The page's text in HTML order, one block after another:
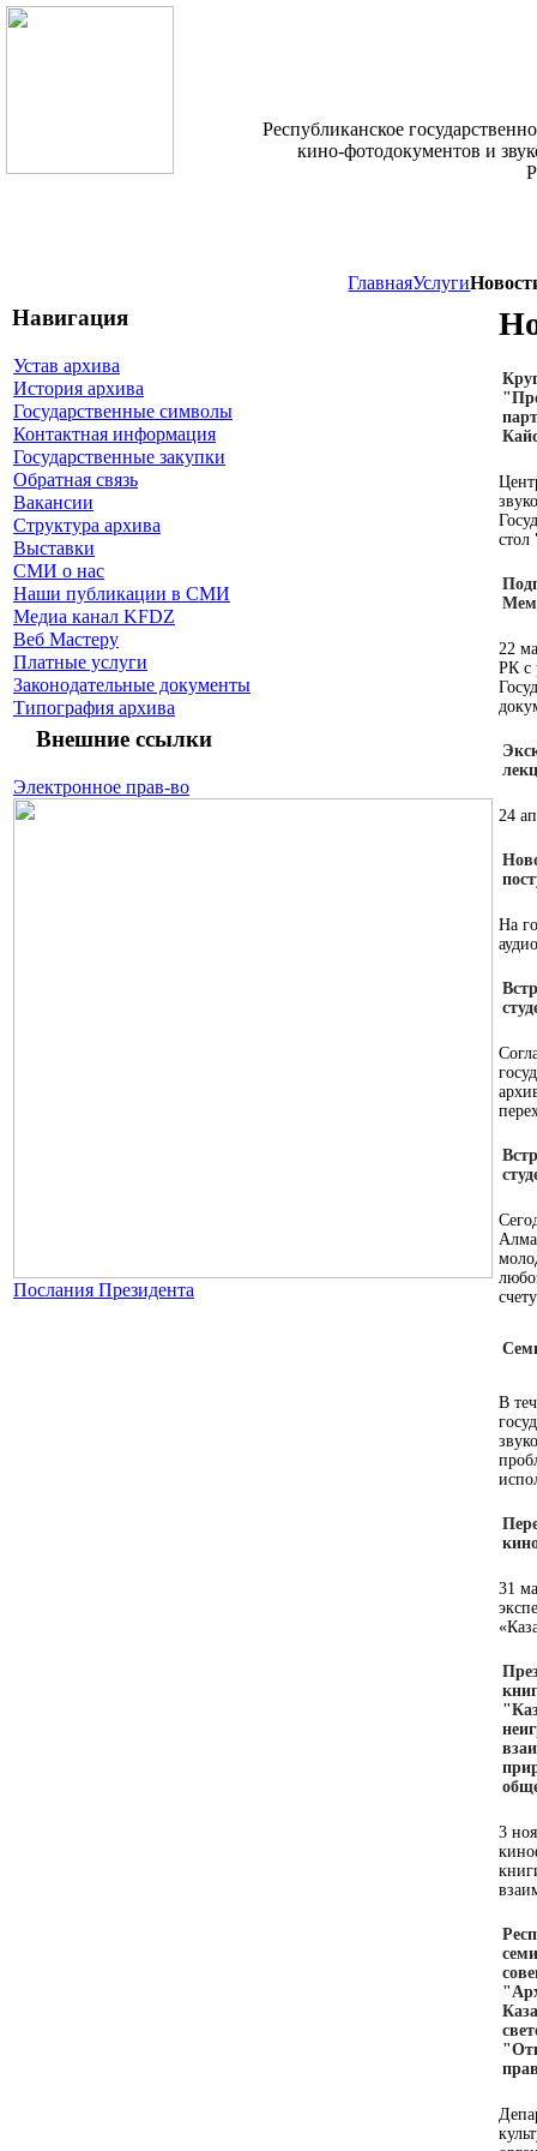
Республиканское
кино-фотодокументов и
ГлавнаяУслуги
Навигация
Устав архива
История архива
Государственные символы
Контактная информация
Государственные закупки
Обратная связь
Вакансии
Структура архива
Выставки
СМИ о нас
Наши публикации в СМИ
Медиа канал KFDZ
Веб Мастеру
Платные услуги
Законодательные документы
Типография архива
Внешние ссылки
Электронное прав-во
Послания Президента
стол
22
РК с
24
На
В
31
3